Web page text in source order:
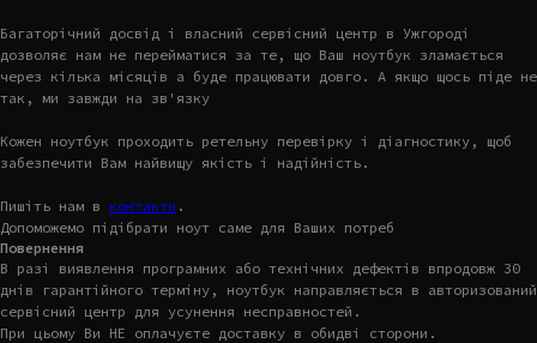
Багаторічний досвід і власний сервісний центр в Ужгороді
дозволяє нам не перейматися за те, що Ваш ноутбук зламається
через кілька місяців а буде працювати довго. А якщо щось піде не
так, ми завжди на зв'язку
Кожен ноутбук проходить ретельну перевірку і діагностику, щоб
забезпечити Вам найвищу якість і надійність.
Пишіть нам в контакти .
Допоможемо підібрати ноут саме для Ваших потреб
Повернення
В разі виявлення програмних або технічних дефектів впродовж 30
днів гарантійного терміну, ноутбук направляється в авторизований
сервісний центр для усунення несправностей.
При цьому Ви НЕ оплачуєте доставку в обидві сторони.